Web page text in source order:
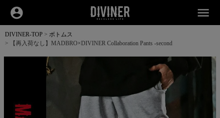
account_circle menu
DIVINER-TOP
ボトムス
【再入荷なし】MADBRO×DIVINER Collaboration Pants -second